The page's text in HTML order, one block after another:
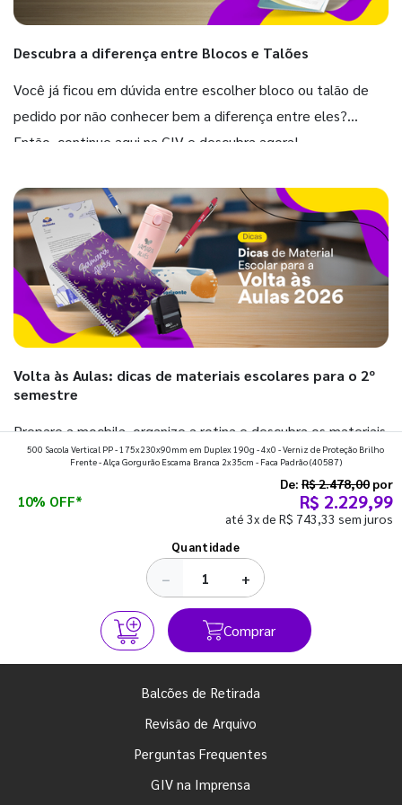
Descubra a diferença entre Blocos e Talões
Você já ficou em dúvida entre escolher bloco ou talão de
pedido por não conhecer bem a diferença entre eles?
Então, continue aqui na GIV e descubra agora!
Volta às Aulas: dicas de materiais escolares para o 2º
semestre
Prepare a mochila, organize a rotina e descubra os materiais
que fazem toda diferença para começar o segundo
500 Sacola Vertical PP - 175x230x90mm em Duplex 190g - 4x0 - Verniz de Proteção Brilho
Frente - Alça Gorgurão Escama Branca 2x35cm - Faca Padrão(40587)
10% OFF*
De: R$ 2.478,00 por
R$ 2.229,99
até 3x de R$ 743,33 sem juros
Quantidade
− +
Comprar
Balcões de Retirada
Revisão de Arquivo
Perguntas Frequentes
GIV na Imprensa